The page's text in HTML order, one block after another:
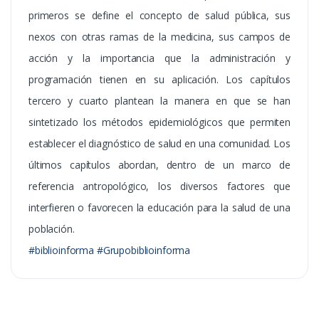
primeros se define el concepto de salud pública, sus
nexos con otras ramas de la medicina, sus campos de
acción y la importancia que la administración y
programación tienen en su aplicación. Los capítulos
tercero y cuarto plantean la manera en que se han
sintetizado los métodos epidemiológicos que permiten
establecer el diagnóstico de salud en una comunidad. Los
últimos capítulos abordan, dentro de un marco de
referencia antropológico, los diversos factores que
interfieren o favorecen la educación para la salud de una
población.
#biblioinforma #Grupobiblioinforma